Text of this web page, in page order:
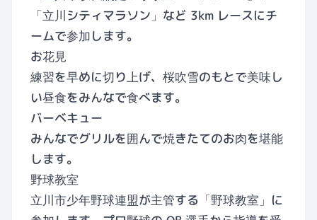
「立川シティマラソン」など 3km レースにチ
ームで参加します。
お花見
練習を早めに切り上げ、桜吹雪のもとで美味し
い昼食をみんなで食べます。
バーベキュー
みんなでグリルを囲んで焼きたてのお肉を堪能
します。
野球教室
立川市少年野球連盟が主管する「野球教室」に